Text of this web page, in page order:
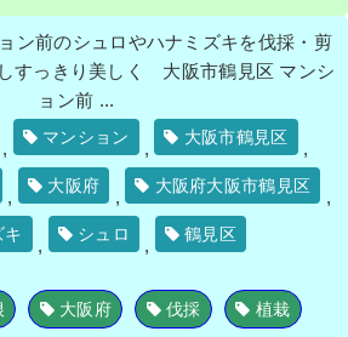
ン前のシュロやハナミズキを伐採・剪
すっきり美しく 大阪市鶴見区 マンシ
ョン前 ...
マンション
,
大阪市鶴見区
,
,
大阪府
,
大阪府大阪市鶴見区
,
キ
,
シュロ
,
鶴見区
大阪府 伐採 植栽